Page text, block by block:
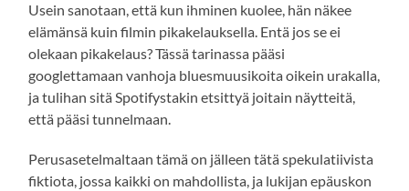
Usein sanotaan, että kun ihminen kuolee, hän näkee
elämänsä kuin filmin pikakelauksella. Entä jos se ei
olekaan pikakelaus? Tässä tarinassa pääsi
googlettamaan vanhoja bluesmuusikoita oikein urakalla,
ja tulihan sitä Spotifystakin etsittyä joitain näytteitä,
että pääsi tunnelmaan.
Perusasetelmaltaan tämä on jälleen tätä spekulatiivista
fiktiota, jossa kaikki on mahdollista, ja lukijan epäuskon